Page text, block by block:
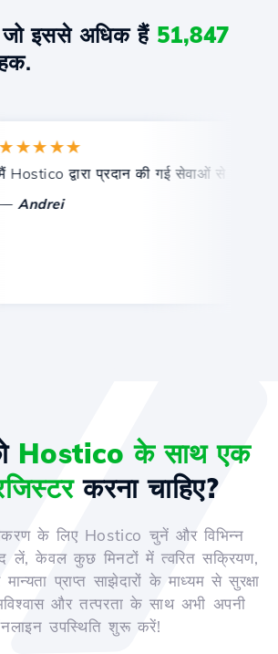
इससे अधिक हैं 51,847
द्वारा प्रदान की गई सेवाओं से संतुष्ट हूं।
Hostico के साथ एक
करना चाहिए?
के लिए Hostico चुनें और विभिन्न
लें, केवल कुछ मिनटों में त्वरित सक्रियण,
प्राप्त साझेदारों के माध्यम से सुरक्षा
और तत्परता के साथ अभी अपनी
उपस्थिति शुरू करें!